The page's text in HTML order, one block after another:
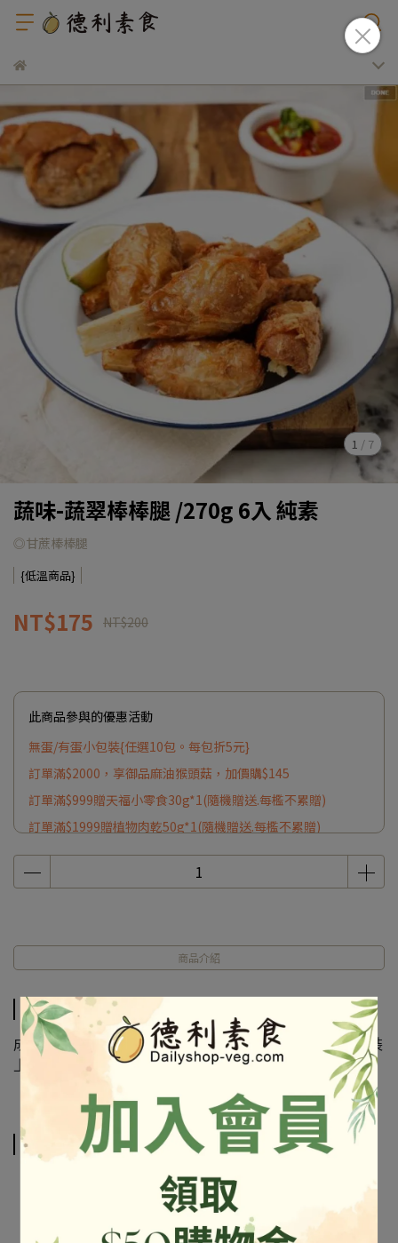
1 / 7
蔬味-蔬翠棒棒腿 /270g 6入 純素
◎甘蔗棒棒腿
{低溫商品}
NT$175 NT$200
此商品參與的優惠活動
無蛋/有蛋小包裝{任選10包。每包折5元}
訂單滿$2000，享御品麻油猴頭菇，加價購$145
訂單滿$999贈天福小零食30g*1(隨機贈送.每檻不累贈)
訂單滿$1999贈植物肉乾50g*1(隨機贈送.每檻不累贈)
商品介紹
商品介紹
成份及營養標示如圖所示，若與圖片有差異時，以實際包裝
相關商品